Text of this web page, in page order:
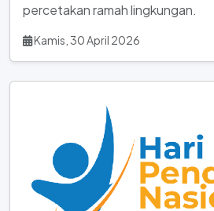
percetakan ramah lingkungan.
Kamis, 30 April 2026